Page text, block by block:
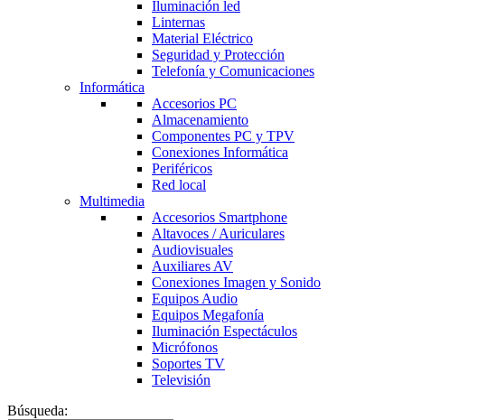
Iluminación led
Linternas
Material Eléctrico
Seguridad y Protección
Telefonía y Comunicaciones
Informática
Accesorios PC
Almacenamiento
Componentes PC y TPV
Conexiones Informática
Periféricos
Red local
Multimedia
Accesorios Smartphone
Altavoces / Auriculares
Audiovisuales
Auxiliares AV
Conexiones Imagen y Sonido
Equipos Audio
Equipos Megafonía
Iluminación Espectáculos
Micrófonos
Soportes TV
Televisión
Búsqueda: